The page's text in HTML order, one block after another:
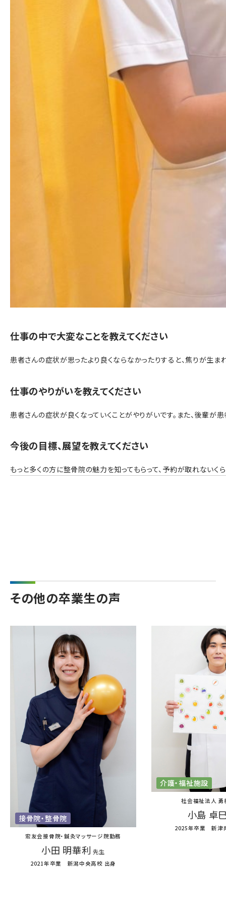
仕事の中で大変なことを教えてください
患者さんの症状が思ったより良くならなかったりすると、焦りが生ま
仕事のやりがいを教えてください
患者さんの症状が良くなっていくことがやりがいです。また、後輩が
今後の目標、展望を教えてください
もっと多くの方に整骨院の魅力を知ってもらって、予約が取れないく
その他の卒業生の声
接骨院・整骨院
宏友会接骨院・鍼灸マッサージ院勤務
小田 明華利 先生
2021年卒業 新潟中央高校 出身
介護・福祉施設
社会福祉法人 勇
小島 卓
2025年卒業 新津